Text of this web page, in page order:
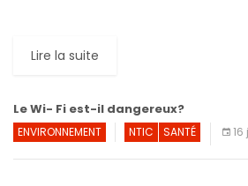
Lire la suite
Le Wi- Fi est-il dangereux?
ENVIRONNEMENT NTIC SANTÉ 16